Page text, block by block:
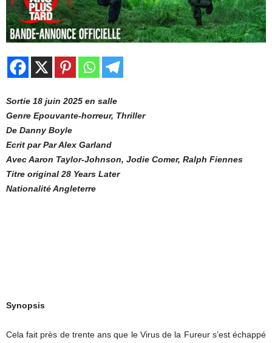
Sortie 18 juin 2025 en salle
Genre Epouvante-horreur, Thriller
De Danny Boyle
Ecrit par Par Alex Garland
Avec Aaron Taylor-Johnson, Jodie Comer, Ralph Fiennes
Titre original 28 Years Later
Nationalité Angleterre
Synopsis
Cela fait près de trente ans que le Virus de la Fureur s’est échappé